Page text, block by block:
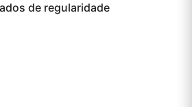
de regularidade